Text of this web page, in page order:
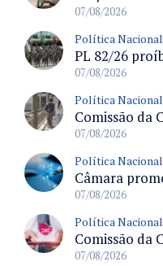
07/08/2026
Política Nacional
07/08/2026
Política Nacional
07/08/2026
Política Nacional
07/08/2026
Política Nacional
07/08/2026